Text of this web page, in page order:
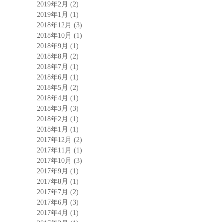
2019年2月 (2)
2019年1月 (1)
2018年12月 (3)
2018年10月 (1)
2018年9月 (1)
2018年8月 (2)
2018年7月 (1)
2018年6月 (1)
2018年5月 (2)
2018年4月 (1)
2018年3月 (3)
2018年2月 (1)
2018年1月 (1)
2017年12月 (2)
2017年11月 (1)
2017年10月 (3)
2017年9月 (1)
2017年8月 (1)
2017年7月 (2)
2017年6月 (3)
2017年4月 (1)